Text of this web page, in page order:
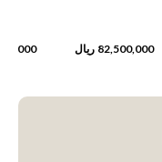
82,500,000 ریال